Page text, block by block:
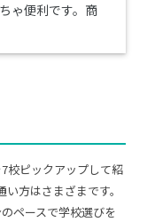
ゃ便利です。商
校ピックアップして紹
方はさまざまです。
ペースで学校選びを